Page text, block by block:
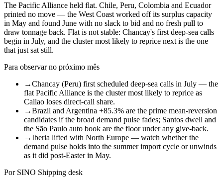
The Pacific Alliance held flat. Chile, Peru, Colombia and Ecuador
printed no move — the West Coast worked off its surplus capacity
in May and found June with no slack to bid and no fresh pull to
draw tonnage back. Flat is not stable: Chancay's first deep-sea calls
begin in July, and the cluster most likely to reprice next is the one
that just sat still.
Para observar no próximo mês
→Chancay (Peru) first scheduled deep-sea calls in July — the
flat Pacific Alliance is the cluster most likely to reprice as
Callao loses direct-call share.
→Brazil and Argentina +85.3% are the prime mean-reversion
candidates if the broad demand pulse fades; Santos dwell and
the São Paulo auto book are the floor under any give-back.
→Iberia lifted with North Europe — watch whether the
demand pulse holds into the summer import cycle or unwinds
as it did post-Easter in May.
Por SINO Shipping desk